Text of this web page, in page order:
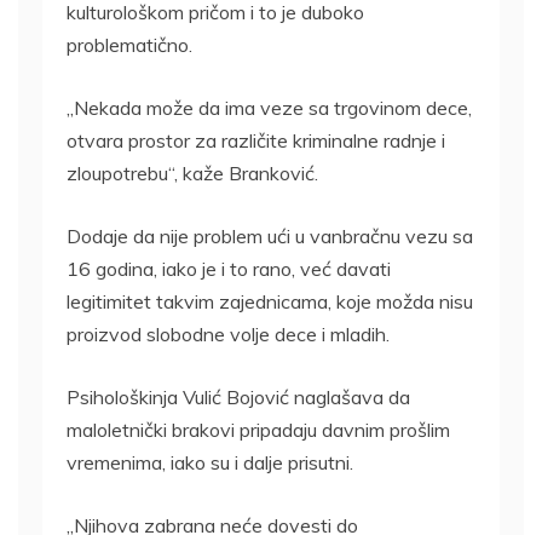
kulturološkom pričom i to je duboko
problematično.
„Nekada može da ima veze sa trgovinom dece,
otvara prostor za različite kriminalne radnje i
zloupotrebu“, kaže Branković.
Dodaje da nije problem ući u vanbračnu vezu sa
16 godina, iako je i to rano, već davati
legitimitet takvim zajednicama, koje možda nisu
proizvod slobodne volje dece i mladih.
Psihološkinja Vulić Bojović naglašava da
maloletnički brakovi pripadaju davnim prošlim
vremenima, iako su i dalje prisutni.
„Njihova zabrana neće dovesti do